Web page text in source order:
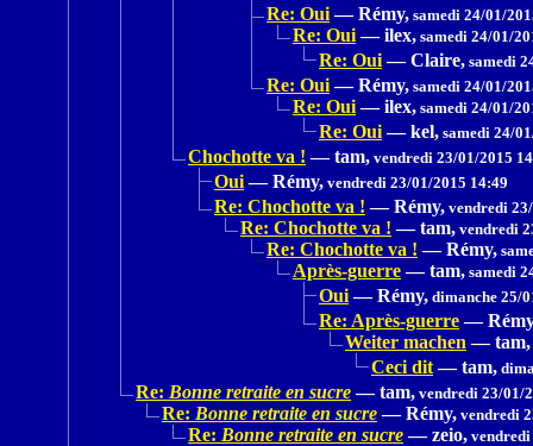
Re: Oui — Rémy, samedi 24/01/
Re: Oui — ilex, samedi 24/01/
Re: Oui — Claire, samedi
Re: Oui — Rémy, samedi 24/01/
Re: Oui — ilex, samedi 24/01/
Re: Oui — kel, samedi 24/
Chochotte va ! — tam, vendredi 23/01/2015
Oui — Rémy, vendredi 23/01/2015 14:49
Re: Chochotte va ! — Rémy, vendredi
Re: Chochotte va ! — tam, vendredi
Re: Chochotte va ! — Rémy,
Après-guerre — tam, samedi
Oui — Rémy, dimanche 25/
Re: Après-guerre —
Weiter machen — tam,
Ceci dit — tam,
Re: Bonne retraite en sucre — tam, vendredi 23/01/
Re: Bonne retraite en sucre — Rémy, vendredi
Re: Bonne retraite en sucre — zeio,